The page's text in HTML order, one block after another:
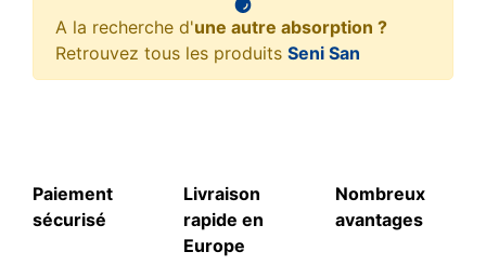
A la recherche d'une autre absorption ?
Retrouvez tous les produits Seni San
Paiement
sécurisé
Livraison
rapide en
Europe
Nombreux
avantages